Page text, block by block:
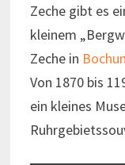
Zeche gibt es
kleinem
Zeche in
Von 1870 bis
ein kleines